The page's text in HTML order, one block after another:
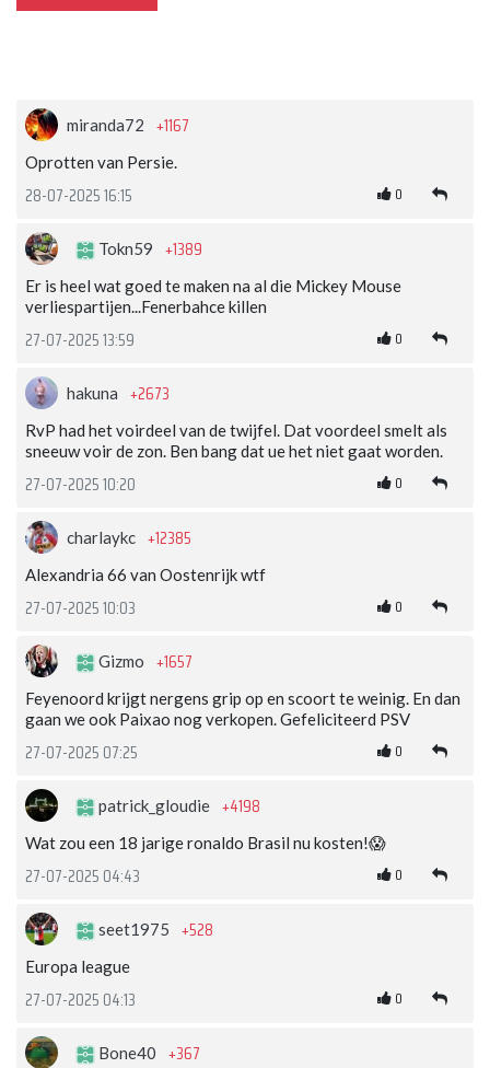
miranda72 +1167
Oprotten van Persie.
28-07-2025 16:15 0
Tokn59 +1389
Er is heel wat goed te maken na al die Mickey Mouse
verliespartijen...Fenerbahce killen
27-07-2025 13:59 0
hakuna +2673
RvP had het voirdeel van de twijfel. Dat voordeel smelt als
sneeuw voir de zon. Ben bang dat ue het niet gaat worden.
27-07-2025 10:20 0
charlaykc +12385
Alexandria 66 van Oostenrijk wtf
27-07-2025 10:03 0
Gizmo +1657
Feyenoord krijgt nergens grip op en scoort te weinig. En dan
gaan we ook Paixao nog verkopen. Gefeliciteerd PSV
27-07-2025 07:25 0
patrick_gloudie +4198
Wat zou een 18 jarige ronaldo Brasil nu kosten!😱
27-07-2025 04:43 0
seet1975 +528
Europa league
27-07-2025 04:13 0
Bone40 +367